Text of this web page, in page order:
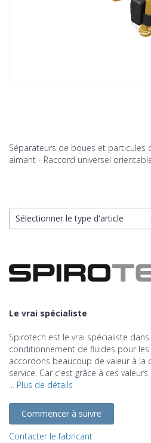
Séparateurs de boues et particules
aimant - Raccord universel
Sélectionner le type d'article
Le vrai spécialiste
Spirotech est le vrai spécialiste
conditionnement de fluides pour
accordons beaucoup de valeur à la
service. Car c'est grâce à ces
... Plus de détails
Commencer à suivre
Contacter le fabricant